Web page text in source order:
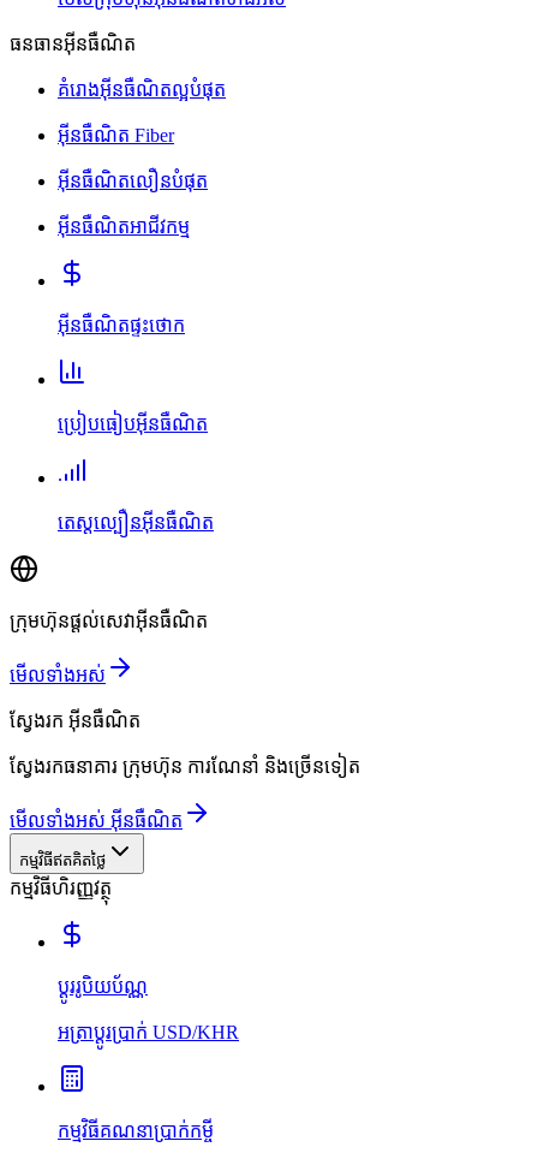
ធនធានអ៊ីនធឺណិត
គំរោងអ៊ីនធឺណិតល្អបំផុត
អ៊ីនធឺណិត Fiber
អ៊ីនធឺណិតលឿនបំផុត
អ៊ីនធឺណិតអាជីវកម្ម
អ៊ីនធឺណិតផ្ទះថោក
ប្រៀបធៀបអ៊ីនធឺណិត
តេស្តល្បឿនអ៊ីនធឺណិត
ក្រុមហ៊ុនផ្តល់សេវាអ៊ីនធឺណិត
មើលទាំងអស់
ស្វែងរក អ៊ីនធឺណិត
ស្វែងរកធនាគារ ក្រុមហ៊ុន ការណែនាំ និងច្រើនទៀត
មើលទាំងអស់ អ៊ីនធឺណិត
កម្មវិធីឥតគិតថ្លៃ
កម្មវិធីហិរញ្ញវត្ថុ
ប្ដូររូបិយប័ណ្ណ
អត្រាប្ដូរប្រាក់ USD/KHR
កម្មវិធីគណនាប្រាក់កម្ចី